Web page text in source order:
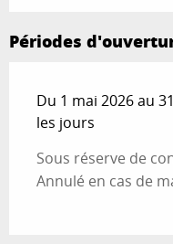
Périodes
Du 1 mai 2026 au
les jours
Sous réserve de
Annulé en cas de